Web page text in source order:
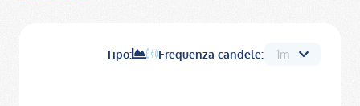
Tipo: Frequenza candele: